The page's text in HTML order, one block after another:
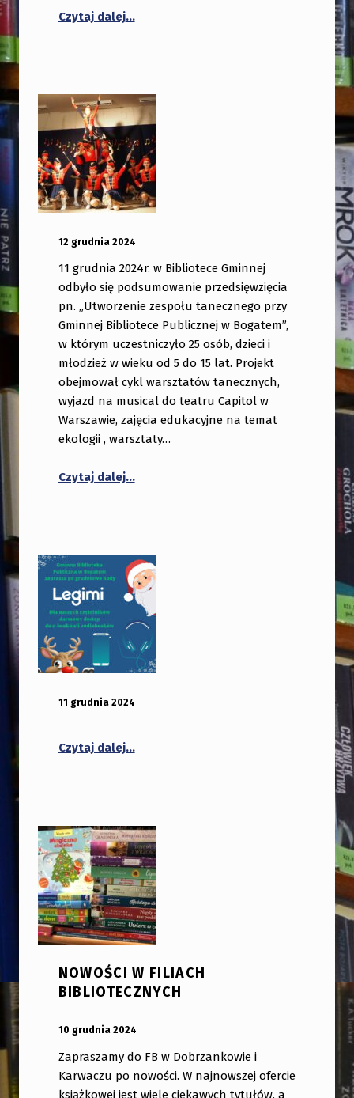
Czytaj dalej…
12 grudnia 2024
11 grudnia 2024r. w Bibliotece Gminnej
odbyło się podsumowanie przedsięwzięcia
pn. „Utworzenie zespołu tanecznego przy
Gminnej Bibliotece Publicznej w Bogatem”,
w którym uczestniczyło 25 osób, dzieci i
młodzież w wieku od 5 do 15 lat. Projekt
obejmował cykl warsztatów tanecznych,
wyjazd na musical do teatru Capitol w
Warszawie, zajęcia edukacyjne na temat
ekologii , warsztaty…
Czytaj dalej…
11 grudnia 2024
Czytaj dalej…
NOWOŚCI W FILIACH
BIBLIOTECZNYCH
10 grudnia 2024
Zapraszamy do FB w Dobrzankowie i
Karwaczu po nowości. W najnowszej ofercie
książkowej jest wiele ciekawych tytułów, a